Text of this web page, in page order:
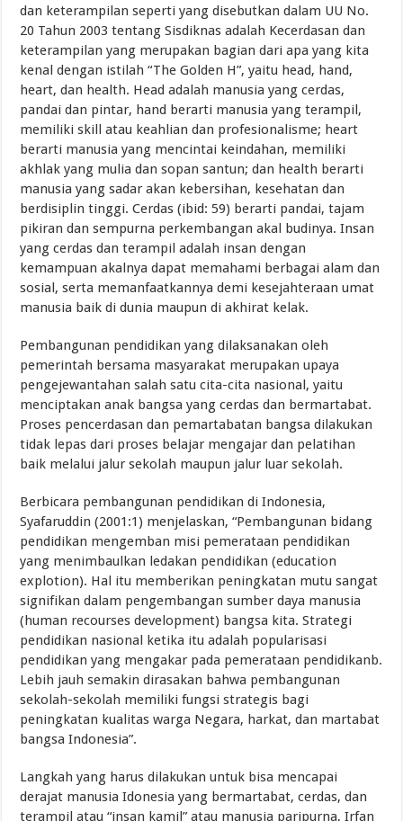
dan keterampilan seperti yang disebutkan dalam UU No.
20 Tahun 2003 tentang Sisdiknas adalah Kecerdasan dan
keterampilan yang merupakan bagian dari apa yang kita
kenal dengan istilah “The Golden H”, yaitu head, hand,
heart, dan health. Head adalah manusia yang cerdas,
pandai dan pintar, hand berarti manusia yang terampil,
memiliki skill atau keahlian dan profesionalisme; heart
berarti manusia yang mencintai keindahan, memiliki
akhlak yang mulia dan sopan santun; dan health berarti
manusia yang sadar akan kebersihan, kesehatan dan
berdisiplin tinggi. Cerdas (ibid: 59) berarti pandai, tajam
pikiran dan sempurna perkembangan akal budinya. Insan
yang cerdas dan terampil adalah insan dengan
kemampuan akalnya dapat memahami berbagai alam dan
sosial, serta memanfaatkannya demi kesejahteraan umat
manusia baik di dunia maupun di akhirat kelak.
Pembangunan pendidikan yang dilaksanakan oleh
pemerintah bersama masyarakat merupakan upaya
pengejewantahan salah satu cita-cita nasional, yaitu
menciptakan anak bangsa yang cerdas dan bermartabat.
Proses pencerdasan dan pemartabatan bangsa dilakukan
tidak lepas dari proses belajar mengajar dan pelatihan
baik melalui jalur sekolah maupun jalur luar sekolah.
Berbicara pembangunan pendidikan di Indonesia,
Syafaruddin (2001:1) menjelaskan, “Pembangunan bidang
pendidikan mengemban misi pemerataan pendidikan
yang menimbaulkan ledakan pendidikan (education
explotion). Hal itu memberikan peningkatan mutu sangat
signifikan dalam pengembangan sumber daya manusia
(human recourses development) bangsa kita. Strategi
pendidikan nasional ketika itu adalah popularisasi
pendidikan yang mengakar pada pemerataan pendidikanb.
Lebih jauh semakin dirasakan bahwa pembangunan
sekolah-sekolah memiliki fungsi strategis bagi
peningkatan kualitas warga Negara, harkat, dan martabat
bangsa Indonesia”.
Langkah yang harus dilakukan untuk bisa mencapai
derajat manusia Idonesia yang bermartabat, cerdas, dan
terampil atau “insan kamil” atau manusia paripurna, Irfan